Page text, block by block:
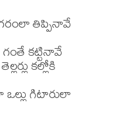
తిప్పినావే
గంతే కట్టినావే
కల్లోకి
ఒల్లు గిటారులా